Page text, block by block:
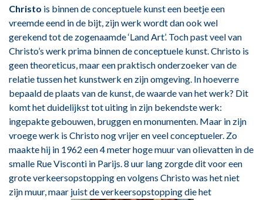
Christo is binnen de conceptuele kunst een beetje een
vreemde eend in de bijt, zijn werk wordt dan ook wel
gerekend tot de zogenaamde ‘Land Art’. Toch past veel van
Christo’s werk prima binnen de conceptuele kunst. Christo is
geen theoreticus, maar een praktisch onderzoeker van de
relatie tussen het kunstwerk en zijn omgeving. In hoeverre
bepaald de plaats van de kunst, de waarde van het werk? Dit
komt het duidelijkst tot uiting in zijn bekendste werk:
ingepakte gebouwen, bruggen en monumenten. Maar in zijn
vroege werk is Christo nog vrijer en veel conceptueler. Zo
maakte hij in 1962 een 4 meter hoge muur van olievatten in de
smalle Rue Visconti in Parijs. 8 uur lang zorgde dit voor een
grote verkeersopstopping en volgens Christo was het niet
zijn muur, maar juist de verkeersopstopping die het